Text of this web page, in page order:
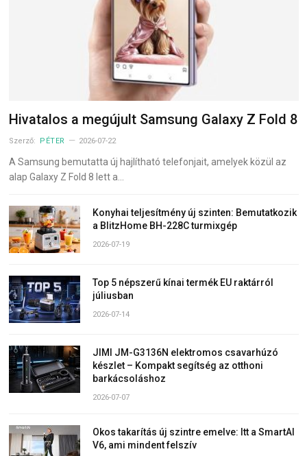
Hivatalos a megújult Samsung Galaxy Z Fold 8
Szerző: PÉTER 2026-07-22
A Samsung bemutatta új hajlítható telefonjait, amelyek közül az
alap Galaxy Z Fold 8 lett a…
Konyhai teljesítmény új szinten: Bemutatkozik
a BlitzHome BH-228C turmixgép
2026-07-19
Top 5 népszerű kínai termék EU raktárról
júliusban
2026-07-14
JIMI JM-G3136N elektromos csavarhúzó
készlet – Kompakt segítség az otthoni
barkácsoláshoz
2026-07-07
Okos takarítás új szintre emelve: Itt a SmartAI
V6, ami mindent felszív